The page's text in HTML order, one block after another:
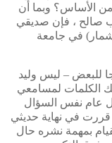
الأساس؟ وبما أن
صالح ، فإن صديقي
في جامعة
للبعض – ليس وليد
الكلمات لمسامعي
عام نفس السؤال
في نهاية حديثي
بمهمة نشره حال